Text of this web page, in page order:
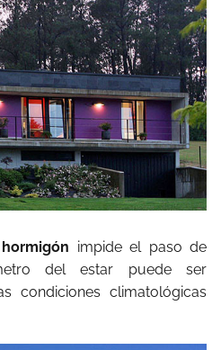
impide el paso de
del estar puede ser
condiciones climatológicas